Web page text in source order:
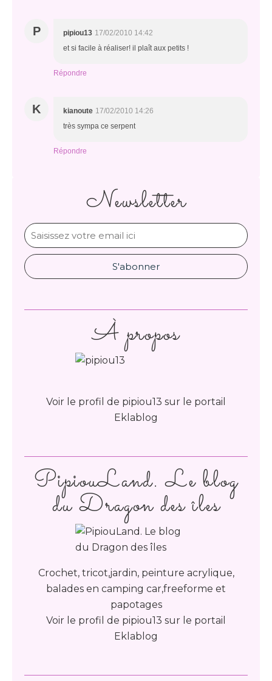
P pipiou13 17/02/2010 14:42
et si facile à réaliser! il plaît aux petits !
Répondre
K kianoute 17/02/2010 14:26
très sympa ce serpent
Répondre
Newsletter
PipiouLand. Le blog
du Dragon des îles
Crochet, tricot,jardin, peinture acrylique,
balades en camping car,freeforme et
papotages
Voir le profil de pipiou13 sur le portail
Eklablog
À propos
Voir le profil de pipiou13 sur le portail
Eklablog